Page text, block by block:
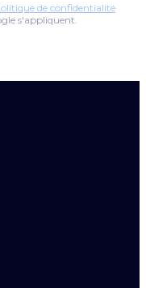
de confidentialité
s'appliquent.